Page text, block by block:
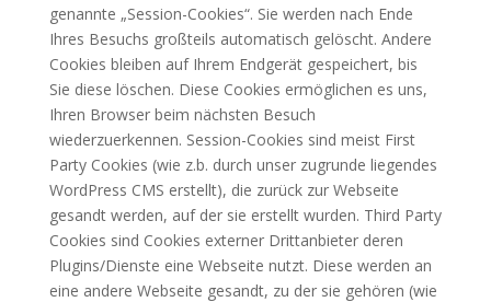
genannte „Session-Cookies“. Sie werden nach Ende
Ihres Besuchs großteils automatisch gelöscht. Andere
Cookies bleiben auf Ihrem Endgerät gespeichert, bis
Sie diese löschen. Diese Cookies ermöglichen es uns,
Ihren Browser beim nächsten Besuch
wiederzuerkennen. Session-Cookies sind meist First
Party Cookies (wie z.b. durch unser zugrunde liegendes
WordPress CMS erstellt), die zurück zur Webseite
gesandt werden, auf der sie erstellt wurden. Third Party
Cookies sind Cookies externer Drittanbieter deren
Plugins/Dienste eine Webseite nutzt. Diese werden an
eine andere Webseite gesandt, zu der sie gehören (wie